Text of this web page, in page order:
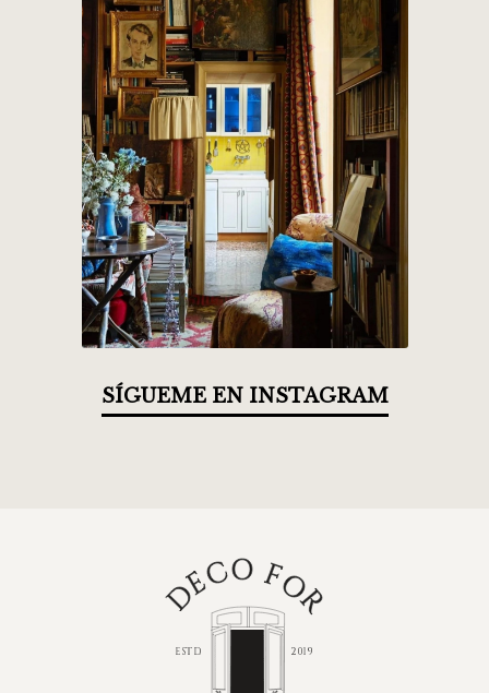
SÍGUEME EN INSTAGRAM